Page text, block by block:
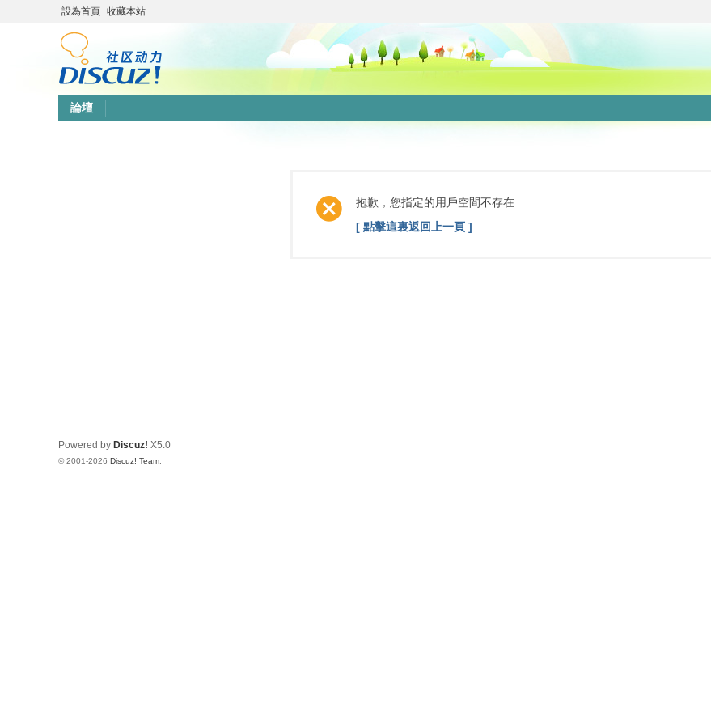
設為首頁 收藏本站
論壇
抱歉，您指定的用戶空間不存在
[ 點擊這裏返回上一頁 ]
Powered by Discuz! X5.0
© 2001-2026 Discuz! Team